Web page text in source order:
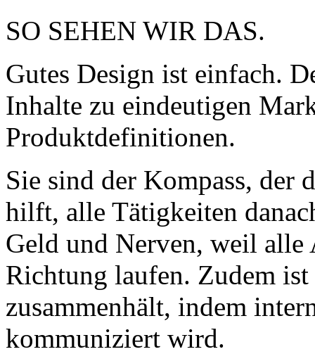
SO SEHEN WIR DAS.
Gutes Design ist einfach.
Inhalte zu eindeutigen
Produktdefinitionen.
Sie sind der Kompass, der
hilft, alle Tätigkeiten
Geld und Nerven, weil
Richtung laufen. Zudem
zusammenhält, indem
kommuniziert wird.